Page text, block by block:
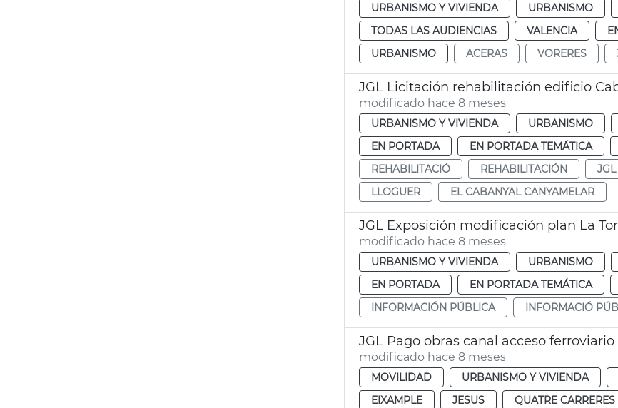
URBANISMO Y VIVIENDA URBANISMO
TODAS LAS AUDIENCIAS
VALENCIA
URBANISMO
ACERAS VORERES
JGL Licitación rehabilitación edificio
modificado hace 8 meses
URBANISMO Y VIVIENDA URBANISMO
EN PORTADA
EN PORTADA TEMÁTICA
REHABILITACIÓ
REHABILITACIÓN JGL
LLOGUER
EL CABANYAL CANYAMELAR
JGL Exposición modificación plan La
modificado hace 8 meses
URBANISMO Y VIVIENDA URBANISMO
EN PORTADA
EN PORTADA TEMÁTICA
INFORMACIÓN PÚBLICA
INFORMACIÓ
JGL Pago obras canal acceso ferroviario
modificado hace 8 meses
MOVILIDAD URBANISMO Y VIVIENDA
EIXAMPLE
JESUS QUATRE CARRERES